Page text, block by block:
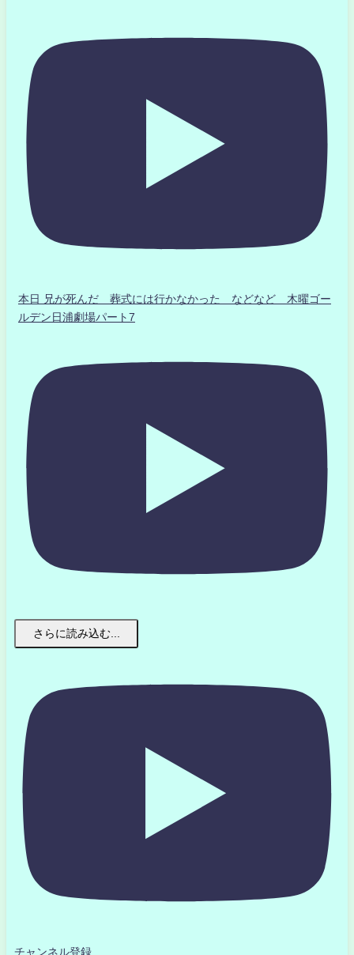
本日 兄が死んだ 葬式には行かなかった などなど 木曜ゴー
ルデン日浦劇場パート7
さらに読み込む...
チャンネル登録